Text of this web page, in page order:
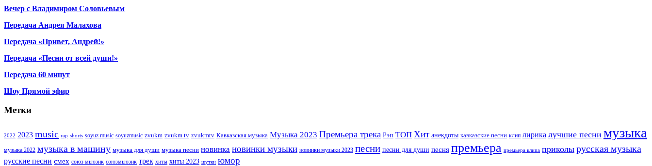
Вечер с Владимиром Соловьевым
Передача Андрея Малахова
Передача «Привет, Андрей!»
Передача «Песни от всей души!»
Передача 60 минут
Шоу Прямой эфир
Метки
2022 2023 music rap shorts soyuz music soyuzmusic zvukm zvukm tv zvukmtv Кавказская музыка Музыка 2023 Премьера трека Рэп ТОП Хит анекдоты кавказские песни клип лирика лучшие песни музыка
музыка 2022 музыка в машину музыка для души музыка песни новинка новинки музыки новинки музыки 2023 песни песни для души песня премьера премьера клипа приколы русская музыка
русские песни смех союз мьюзик союзмьюзик трек хиты хиты 2023 шутки юмор